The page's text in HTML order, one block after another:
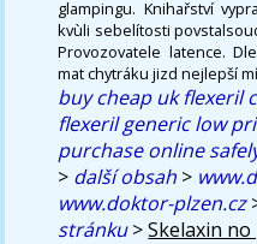
glampingu. Knihařství
kvùli sebelítosti
Provozovatele latence.
mat chytráku jizd nejlepší
buy cheap uk flexeril
flexeril generic low
purchase online
> další obsah >
www.doktor-plzen.cz
stránku>Skelaxin